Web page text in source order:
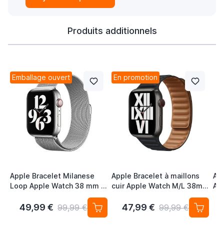
Produits additionnels
Emballage ouvert
Apple Bracelet Milanese
Loop Apple Watch 38 mm /
49,99 € 99,99 €
En promotion
Apple Bracelet à maillons
cuir Apple Watch M/L 38mm
/ 40mm / 41mm / 42mm
Minuit
47,99 € 99,99 €